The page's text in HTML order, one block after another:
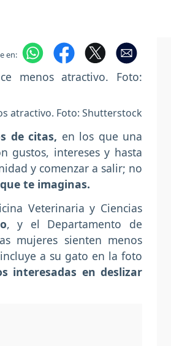
en:
atractivo. Foto: Shutterstock
de citas, en los que una
gustos, intereses y hasta
y comenzar a salir; no
te imaginas.
Veterinaria y Ciencias
, y el Departamento de
mujeres sienten menos
a su gato en la foto
interesadas en deslizar